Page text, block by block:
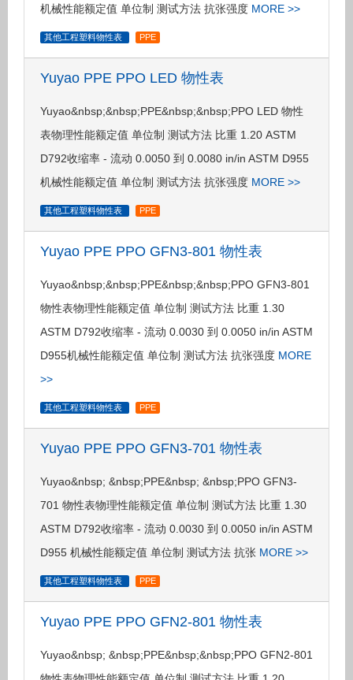
机械性能额定值 单位制 测试方法 抗张强度 MORE >>
其他工程塑料物性表 PPE
Yuyao PPE PPO LED 物性表
Yuyao&nbsp;&nbsp;PPE&nbsp;&nbsp;PPO LED 物性
表物理性能额定值 单位制 测试方法 比重 1.20 ASTM
D792收缩率 - 流动 0.0050 到 0.0080 in/in ASTM D955
机械性能额定值 单位制 测试方法 抗张强度 MORE >>
其他工程塑料物性表 PPE
Yuyao PPE PPO GFN3-801 物性表
Yuyao&nbsp;&nbsp;PPE&nbsp;&nbsp;PPO GFN3-801
物性表物理性能额定值 单位制 测试方法 比重 1.30
ASTM D792收缩率 - 流动 0.0030 到 0.0050 in/in ASTM
D955机械性能额定值 单位制 测试方法 抗张强度 MORE
>>
其他工程塑料物性表 PPE
Yuyao PPE PPO GFN3-701 物性表
Yuyao&nbsp; &nbsp;PPE&nbsp; &nbsp;PPO GFN3-
701 物性表物理性能额定值 单位制 测试方法 比重 1.30
ASTM D792收缩率 - 流动 0.0030 到 0.0050 in/in ASTM
D955 机械性能额定值 单位制 测试方法 抗张 MORE >>
其他工程塑料物性表 PPE
Yuyao PPE PPO GFN2-801 物性表
Yuyao&nbsp; &nbsp;PPE&nbsp;&nbsp;PPO GFN2-801